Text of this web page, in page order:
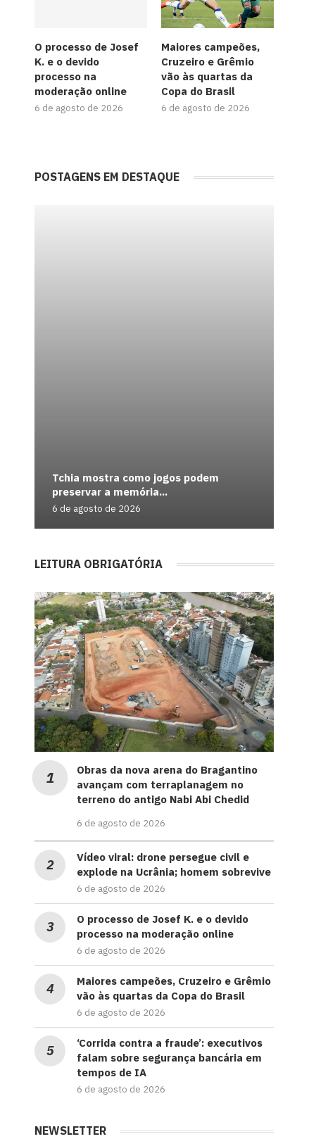
O processo de Josef
K. e o devido
processo na
moderação online
6 de agosto de 2026
Maiores campeões,
Cruzeiro e Grêmio
vão às quartas da
Copa do Brasil
6 de agosto de 2026
POSTAGENS EM DESTAQUE
Tchia mostra como jogos podem
preservar a memória...
6 de agosto de 2026
LEITURA OBRIGATÓRIA
Obras da nova arena do Bragantino
avançam com terraplanagem no
terreno do antigo Nabi Abi Chedid
6 de agosto de 2026
Vídeo viral: drone persegue civil e
explode na Ucrânia; homem sobrevive
6 de agosto de 2026
O processo de Josef K. e o devido
processo na moderação online
6 de agosto de 2026
Maiores campeões, Cruzeiro e Grêmio
vão às quartas da Copa do Brasil
6 de agosto de 2026
‘Corrida contra a fraude’: executivos
falam sobre segurança bancária em
tempos de IA
6 de agosto de 2026
NEWSLETTER